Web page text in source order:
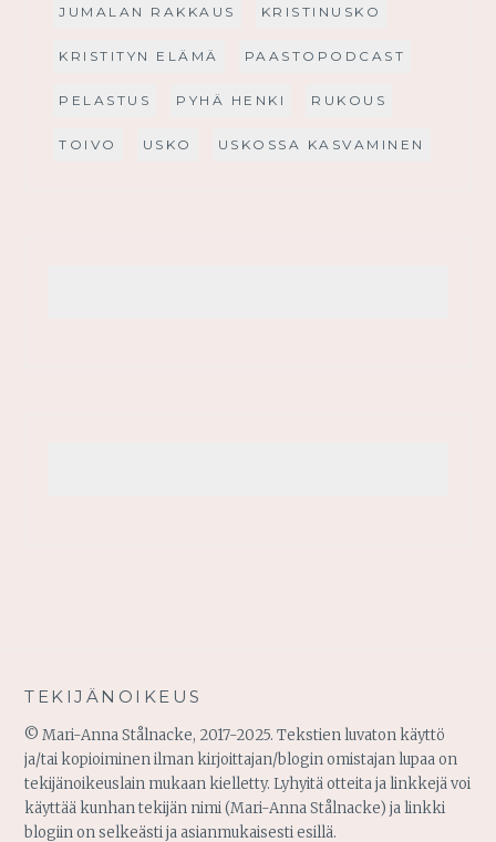
JUMALAN RAKKAUS KRISTINUSKO
KRISTITYN ELÄMÄ PAASTOPODCAST
PELASTUS PYHÄ HENKI RUKOUS
TOIVO USKO USKOSSA KASVAMINEN
TEKIJÄNOIKEUS
© Mari-Anna Stålnacke, 2017-2025. Tekstien luvaton käyttö
ja/tai kopioiminen ilman kirjoittajan/blogin omistajan lupaa on
tekijänoikeuslain mukaan kielletty. Lyhyitä otteita ja linkkejä voi
käyttää kunhan tekijän nimi (Mari-Anna Stålnacke) ja linkki
blogiin on selkeästi ja asianmukaisesti esillä.